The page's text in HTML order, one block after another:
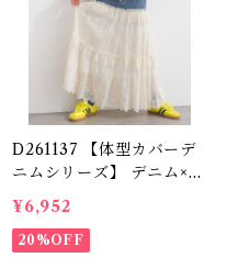
D261137 【体型カバーデ
ニムシリーズ】 デニム×レ
ースティアードスカート /
Denim × Lace Tiered S
kirt (残りわずか)
¥6,952
20%OFF